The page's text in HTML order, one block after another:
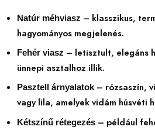
Natúr méhviasz – klasszikus,
hagyományos megjelenés.
Fehér viasz – letisztult, elegáns
ünnepi asztalhoz illik.
Pasztell árnyalatok– rózsaszín,
vagy lila, amelyek vidám húsvéti
Kétszínű rétegezés– például